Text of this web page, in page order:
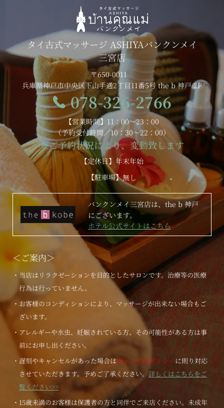
タイ古式マッサージ ASHIYAバンクンメイ
三宮店
〒650-0011
兵庫県神戸市中央区下山手通2丁目11番5号 the b 神戸 2F
078-326-2766
【営業時間】11：00～23：00
（予約受付時間／10：30～22：00）
※ご予約状況により、変動致します
【定休日】年末年始
【駐車場】無し
バンクンメイ三宮店は、the b 神戸
にございます。
ホテル公式サイトはこちら
＜ご案内＞
・当店はリラクゼーションを目的としたサロンです。治療等の医療
行為は行っていません。
・お客様のコンディションにより、マッサージが出来ない場合もご
ざいます。
・アレルギーや水虫、妊娠されている方、その可能性がある方は事
前にお申し出ください。
・遅刻やキャンセルがあった場合はキャンセルポリシーに則り対応
させていただきます。予めご了承ください。 詳しくはこちらをご
覧ください>>
・15歳未満のお客様は保護者の方と同伴でご来店ください。未成年